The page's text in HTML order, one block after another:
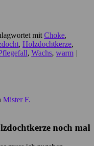
mit Choke,
, Holzdochtkerze,
, Wachs, warm |
Mister F.
noch mal